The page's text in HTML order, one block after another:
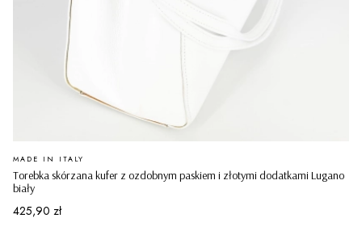
Torebka skórzana kufer z ozdobnym paskiem i złotymi dodatkami Lugano
biały
PRODUCENT
MADE IN ITALY
Cena
425,90 zł